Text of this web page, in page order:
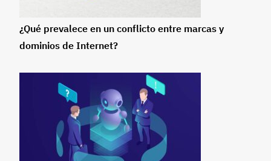
¿Qué prevalece en un conflicto entre marcas y
dominios de Internet?